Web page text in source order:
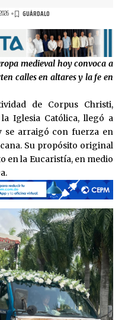
medieval hoy convoca a
calles en altares y la fe en
de Corpus Christi,
Iglesia Católica, llegó a
se arraigó con fuerza en
Su propósito original
en la Eucaristía, en medio